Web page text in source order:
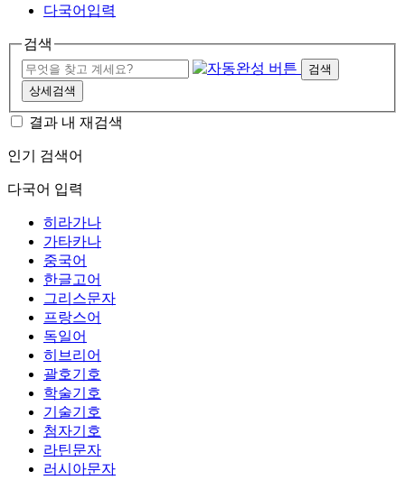
다국어입력
검색
검색
상세검색
결과 내 재검색
인기 검색어
다국어 입력
히라가나
가타카나
중국어
한글고어
그리스문자
프랑스어
독일어
히브리어
괄호기호
학술기호
기술기호
첨자기호
라틴문자
러시아문자